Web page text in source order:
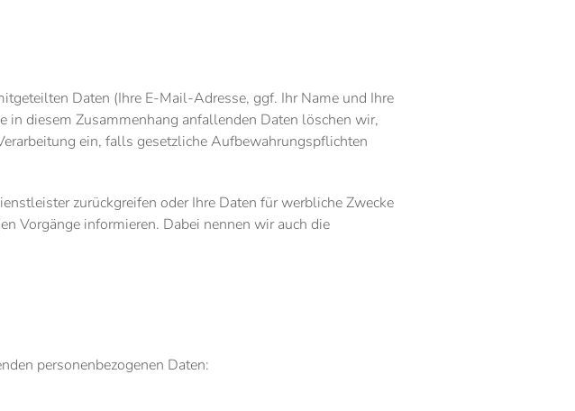
Daten (Ihre E-Mail-Adresse, ggf. Ihr Name und Ihre
in diesem Zusammenhang anfallenden Daten löschen wir,
ein, falls gesetzliche Aufbewahrungspflichten
zurückgreifen oder Ihre Daten für werbliche Zwecke
Vorgänge informieren. Dabei nennen wir auch die
personenbezogenen Daten: